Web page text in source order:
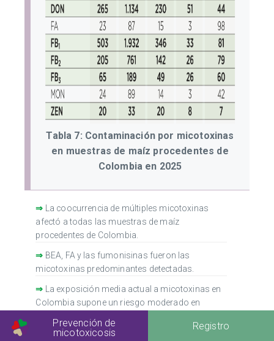
Tabla 7: Contaminación por micotoxinas
en muestras de maíz procedentes de
Colombia en 2025
⇒
La coocurrencia de múltiples micotoxinas
afectó a todas las muestras de maíz
procedentes de Colombia.
⇒ BEA, FA y las fumonisinas fueron las
micotoxinas predominantes detectadas.
⇒
La exposición media actual a micotoxinas en
Colombia supone un riesgo moderado en
rumiantes.
Prevención de
micotoxicosis
Registro